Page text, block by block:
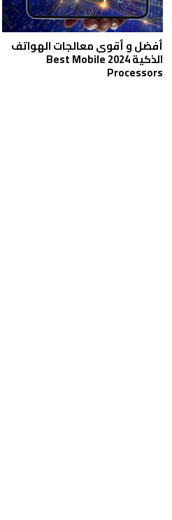
أفضل و أقوى معالجات الهواتف
الذكية 2024 Best Mobile
Processors